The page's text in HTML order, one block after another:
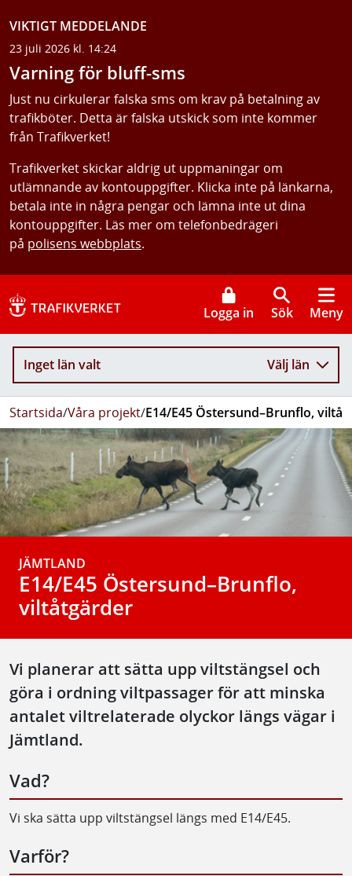
VIKTIGT MEDDELANDE
23 juli 2026 kl. 14:24
Varning för bluff-sms
Just nu cirkulerar falska sms om krav på betalning av
trafikböter. Detta är falska utskick som inte kommer
från Trafikverket!
Trafikverket skickar aldrig ut uppmaningar om
utlämnande av kontouppgifter. Klicka inte på länkarna,
betala inte in några pengar och lämna inte ut dina
kontouppgifter. Läs mer om telefonbedrägeri
på polisens webbplats.
Logga in Sök Meny
Inget län valt Välj län
Startsida/Våra projekt/E14/E45 Östersund–Brunflo,
JÄMTLAND
E14/E45 Östersund–Brunflo,
viltåtgärder
Vi planerar att sätta upp viltstängsel och
göra i ordning viltpassager för att minska
antalet viltrelaterade olyckor längs vägar i
Jämtland.
Vad?
Vi ska sätta upp viltstängsel längs med E14/E45.
Varför?